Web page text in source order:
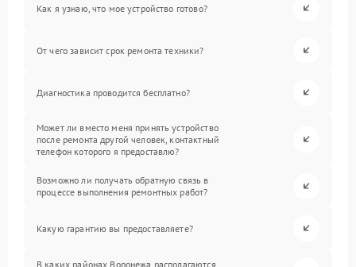
Как я узнаю, что мое устройство готово?
От чего зависит срок ремонта техники?
Диагностика проводится бесплатно?
Может ли вместо меня принять устройство
после ремонта другой человек, контактный
телефон которого я предоставлю?
Возможно ли получать обратную связь в
процессе выполнения ремонтных работ?
Какую гарантию вы предоставляете?
В каких районах Воронежа располагаются